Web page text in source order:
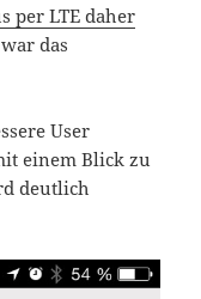
per LTE daher
das
User
einem Blick zu
deutlich